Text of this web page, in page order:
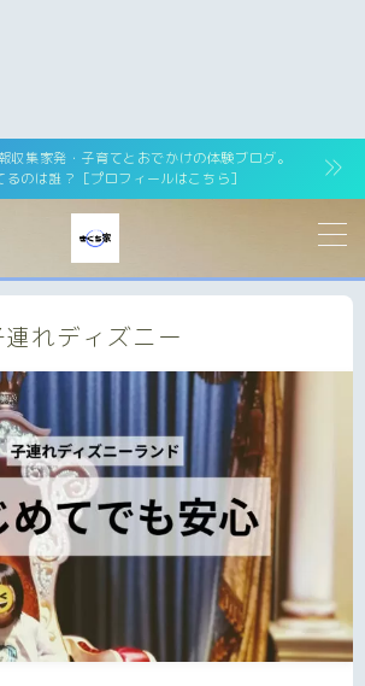
収集家発・子育てとおでかけの体験ブログ。
るのは誰？［プロフィールはこちら］
れディズニー